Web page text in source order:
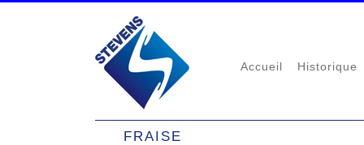
Accueil Historique
FRAISE